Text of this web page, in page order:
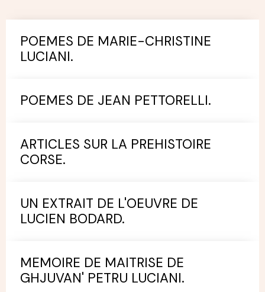
POEMES DE MARIE-CHRISTINE
LUCIANI.
POEMES DE JEAN PETTORELLI.
ARTICLES SUR LA PREHISTOIRE
CORSE.
UN EXTRAIT DE L'OEUVRE DE
LUCIEN BODARD.
MEMOIRE DE MAITRISE DE
GHJUVAN' PETRU LUCIANI.